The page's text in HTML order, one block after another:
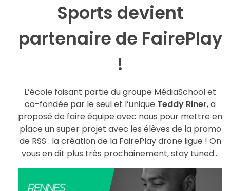
n
s
S
c
h
Sports devient
partenaire de FairePlay
!
L’école faisant partie du groupe MédiaSchool et
co-fondée par le seul et l’unique Teddy Riner, a
proposé de faire équipe avec nous pour mettre en
place un super projet avec les élèves de la promo
de RSS : la création de la FairePlay drone ligue ! On
vous en dit plus très prochainement, stay tuned…